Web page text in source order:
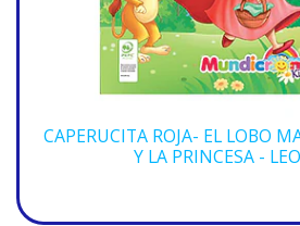
CAPERUCITA ROJA- EL LOBO
Y LA PRINCESA -